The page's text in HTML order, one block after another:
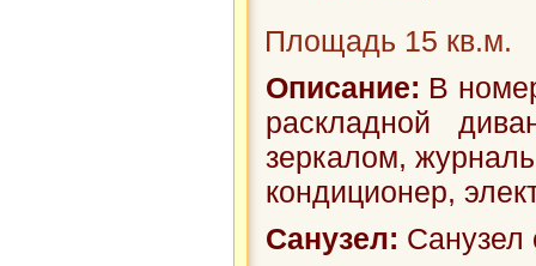
Площадь 15 кв.м.
Описание: В
раскладной
зеркалом,
кондиционер,
Санузел: